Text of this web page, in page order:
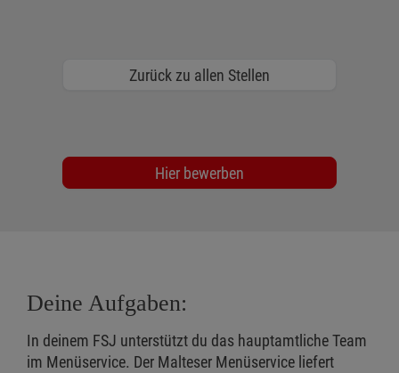
Zurück zu allen Stellen
Hier bewerben
Deine Aufgaben:
In deinem FSJ unterstützt du das hauptamtliche Team
im Menüservice. Der Malteser Menüservice liefert